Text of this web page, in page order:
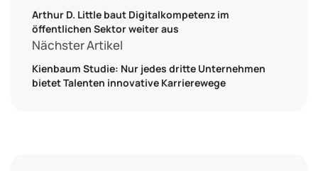
Arthur D. Little baut Digitalkompetenz im
öffentlichen Sektor weiter aus
Nächster Artikel
Kienbaum Studie: Nur jedes dritte Unternehmen
bietet Talenten innovative Karrierewege